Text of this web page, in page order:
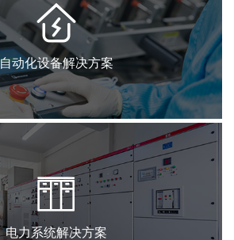
自动化设备解决方案
电力系统解决方案